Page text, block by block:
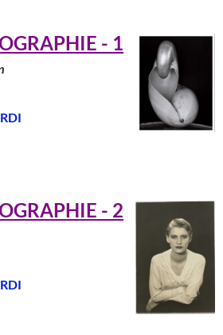
- 1
- 2